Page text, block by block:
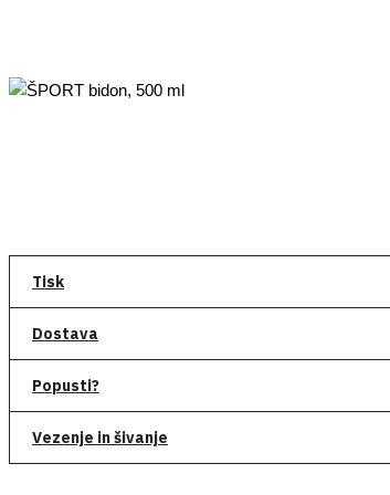
Tisk
Dostava
Popusti?
Vezenje in šivanje